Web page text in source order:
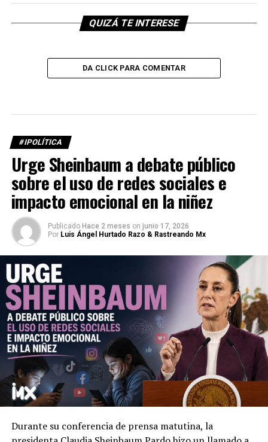
QUIZÁ TE INTERESE
DA CLICK PARA COMENTAR
#IPOLÍTICA
Urge Sheinbaum a debate público
sobre el uso de redes sociales e
impacto emocional en la niñez
Publicado Hace 2 meses on junio 17, 2026
Por Luis Ángel Hurtado Razo & Rastreando Mx
Durante su conferencia de prensa matutina, la